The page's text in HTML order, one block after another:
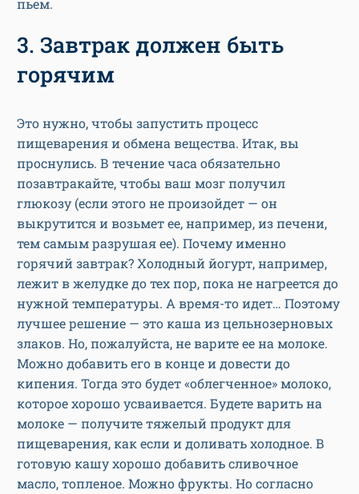
пьем.
3. Завтрак должен быть
горячим
Это нужно, чтобы запустить процесс
пищеварения и обмена вещества. Итак, вы
проснулись. В течение часа обязательно
позавтракайте, чтобы ваш мозг получил
глюкозу (если этого не произойдет — он
выкрутится и возьмет ее, например, из печени,
тем самым разрушая ее). Почему именно
горячий завтрак? Холодный йогурт, например,
лежит в желудке до тех пор, пока не нагреется до
нужной температуры. А время-то идет… Поэтому
лучшее решение — это каша из цельнозерновых
злаков. Но, пожалуйста, не варите ее на молоке.
Можно добавить его в конце и довести до
кипения. Тогда это будет «облегченное» молоко,
которое хорошо усваивается. Будете варить на
молоке — получите тяжелый продукт для
пищеварения, как если и доливать холодное. В
готовую кашу хорошо добавить сливочное
масло, топленое. Можно фрукты. Но согласно